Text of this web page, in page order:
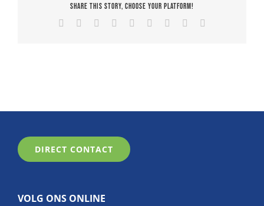
Share This Story, Choose Your Platform!
Facebook Reddit LinkedInWhatsApp
TumblrPinterest
DIRECT CONTACT
VOLG ONS ONLINE